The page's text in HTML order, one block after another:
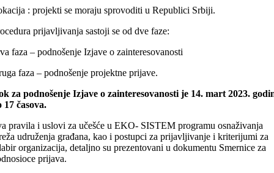
: projekti se moraju sprovoditi u Republici Srbiji.
prijavljivanja sastoji se od dve faze:
faza – podnošenje Izjave o zainteresovanosti
faza – podnošenje projektne prijave.
za podnošenje Izjave o zainteresovanosti je 14. mart 2023.
17 časova.
pravila i uslovi za učešće u EKO- SISTEM programu osnaživanja
udruženja građana, kao i postupci za prijavljivanje i kriterijumi za
organizacija, detaljno su prezentovani u dokumentu Smernice za
prijava.